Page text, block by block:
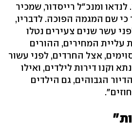
לנדאו ומנכ"ל רייסדור, שמכיר
כי שם המגמה הפוכה. לדבריו,
עשר שנים צעירים נטלו
עליית המחירים, ההורים
אצל החרדים, לפני עשור
וקנו דירות לילדים, ואילו
הגבוהים, גם הילדים